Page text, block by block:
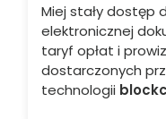
Miej stały dostęp
elektronicznej
taryf opłat i
dostarczonych
technologii